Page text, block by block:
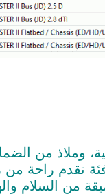
وملاذ من
تقدم راحة من
من السلام